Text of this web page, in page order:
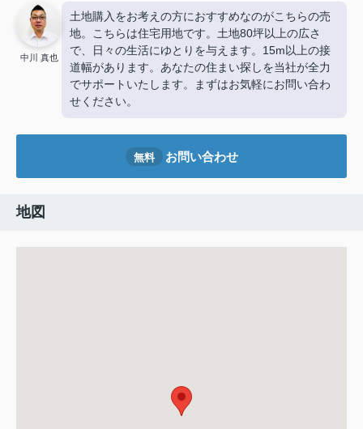
中川 真也
土地購入をお考えの方におすすめなのがこちらの売
地。こちらは住宅用地です。土地80坪以上の広さ
で、日々の生活にゆとりを与えます。15m以上の接
道幅があります。あなたの住まい探しを当社が全力
でサポートいたします。まずはお気軽にお問い合わ
せください。
無料 お問い合わせ
地図